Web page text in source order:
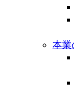
本業